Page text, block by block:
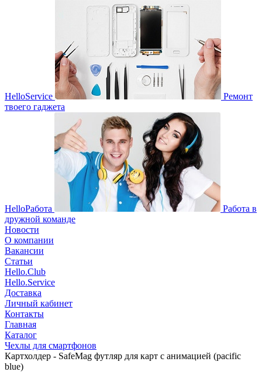
HelloService
Ремонт
твоего гаджета
HelloРабота
Работа в
дружной команде
Новости
О компании
Вакансии
Статьи
Hello.Club
Hello.Service
Доставка
Личный кабинет
Контакты
Главная
Каталог
Чехлы для смартфонов
Картхолдер - SafeMag футляр для карт с анимацией (pacific
blue)